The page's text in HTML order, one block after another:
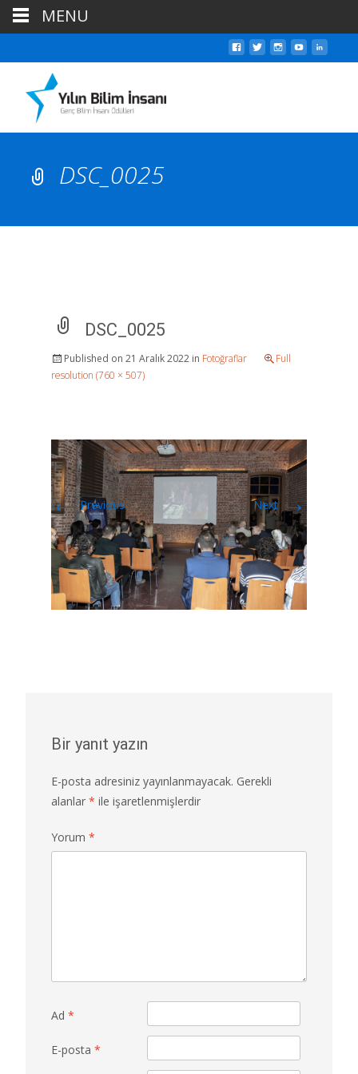
DSC_0025
DSC_0025
Published on 21 Aralık 2022 in Fotoğraflar
Full
resolution (760 × 507)
←Previous Next→
Bir yanıt yazın
E-posta adresiniz yayınlanmayacak. Gerekli
alanlar * ile işaretlenmişlerdir
Yorum *
Ad *
E-posta *
MENU